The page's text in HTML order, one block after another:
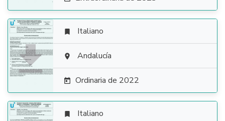

 Italiano
 Andalucía
 Ordinaria de 2022
 Italiano